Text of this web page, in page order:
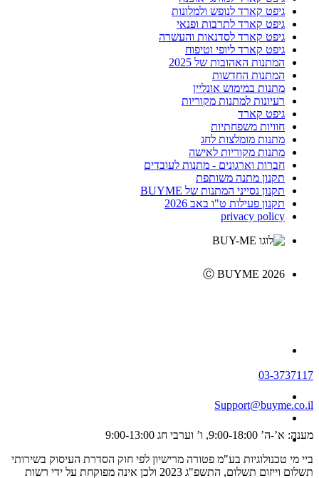
גיפט קארד לנופש ולמלונות
גיפט קארד לתרבות ופנאי
גיפט קארד לסדנאות והעשרה
גיפט קארד ליופי וטיפוח
המתנות האהובות של 2025
המתנות החדשות
מתנות במימוש אונליין
רעיונות למתנות מקוריות
גיפט קארד
חוויות משפחתיות
מתנות מומלצות לחג
מתנות מקוריות לאישה
חברות וארגונים - מתנות לעובדים
תקנון מתנה משותפת
תקנון נסייני המתנות של BUYME
תקנון פעילות ט"ו באב 2026
privacy policy
Ⓒ BUYME 2026
03-3737117
Support@buyme.co.il
מענה: א’-ה’ 9:00-18:00, ו’ וערבי חג 9:00-13:00
ביי מי טכנולוגיות בע"מ פטורה מרישיון לפי חוק הסדרת העיסוק בשירותי
תשלום וייזום תשלום, התשפ"ג 2023 ולכן אינה מפוקחת על ידי רשות